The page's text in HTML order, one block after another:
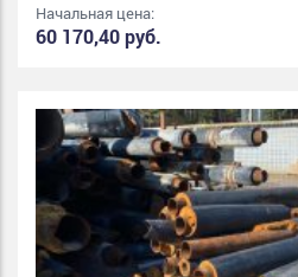
Начальная цена:
60 170,40 руб.